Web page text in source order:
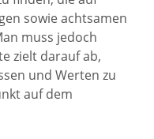
sowie achtsamen
muss jedoch
zielt darauf ab,
und Werten zu
auf dem